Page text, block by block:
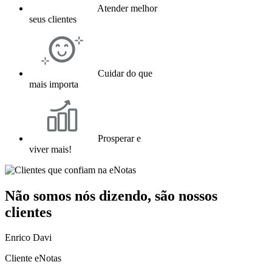
Atender melhor
seus clientes
Cuidar do que
mais importa
Prosperar e
viver mais!
Não somos nós dizendo, são nossos
clientes
Enrico Davi
Cliente eNotas